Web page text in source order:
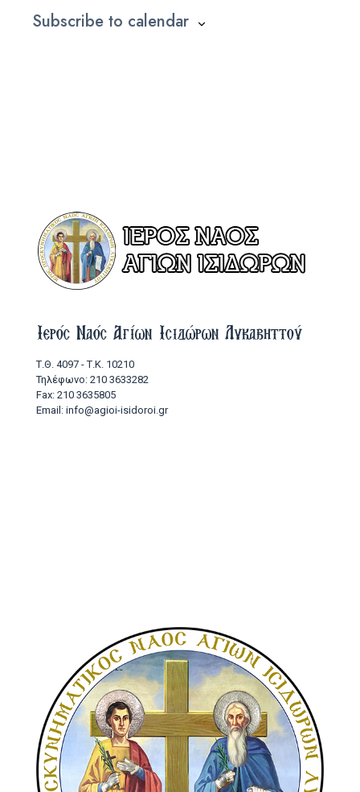
Subscribe to calendar
Ιερός Ναός Αγίων Ισιδώρων Λυκαβηττού
Τ.Θ. 4097 - Τ.Κ. 10210
Τηλέφωνο: 210 3633282
Fax: 210 3635805
Email: info@agioi-isidoroi.gr